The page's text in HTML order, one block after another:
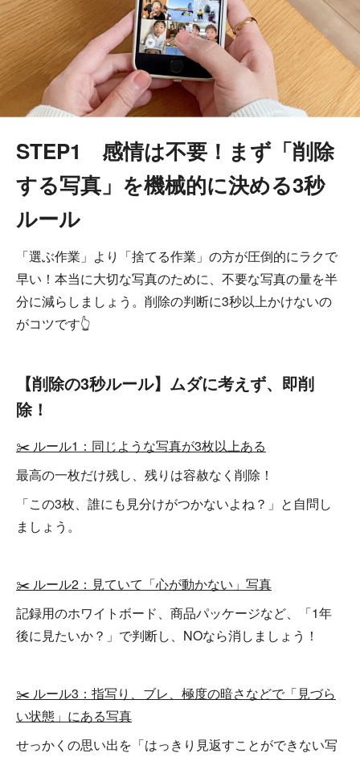
STEP1 感情は不要！まず「削除
する写真」を機械的に決める3秒
ルール
「選ぶ作業」より「捨てる作業」の方が圧倒的にラクで
早い！本当に大切な写真のために、不要な写真の量を半
分に減らしましょう。削除の判断に3秒以上かけないの
がコツです👆
【削除の3秒ルール】ムダに考えず、即削
除！
✂️ ルール1：同じような写真が3枚以上ある
最高の一枚だけ残し、残りは容赦なく削除！
「この3枚、誰にも見分けがつかないよね？」と自問し
ましょう。
✂️ ルール2：見ていて「心が動かない」写真
記録用のホワイトボード、商品パッケージなど、「1年
後に見たいか？」で判断し、NOなら消しましょう！
✂️ ルール3：指写り、ブレ、極度の暗さなどで「見づら
い状態」にある写真
せっかくの思い出を「はっきり見返すことができない写